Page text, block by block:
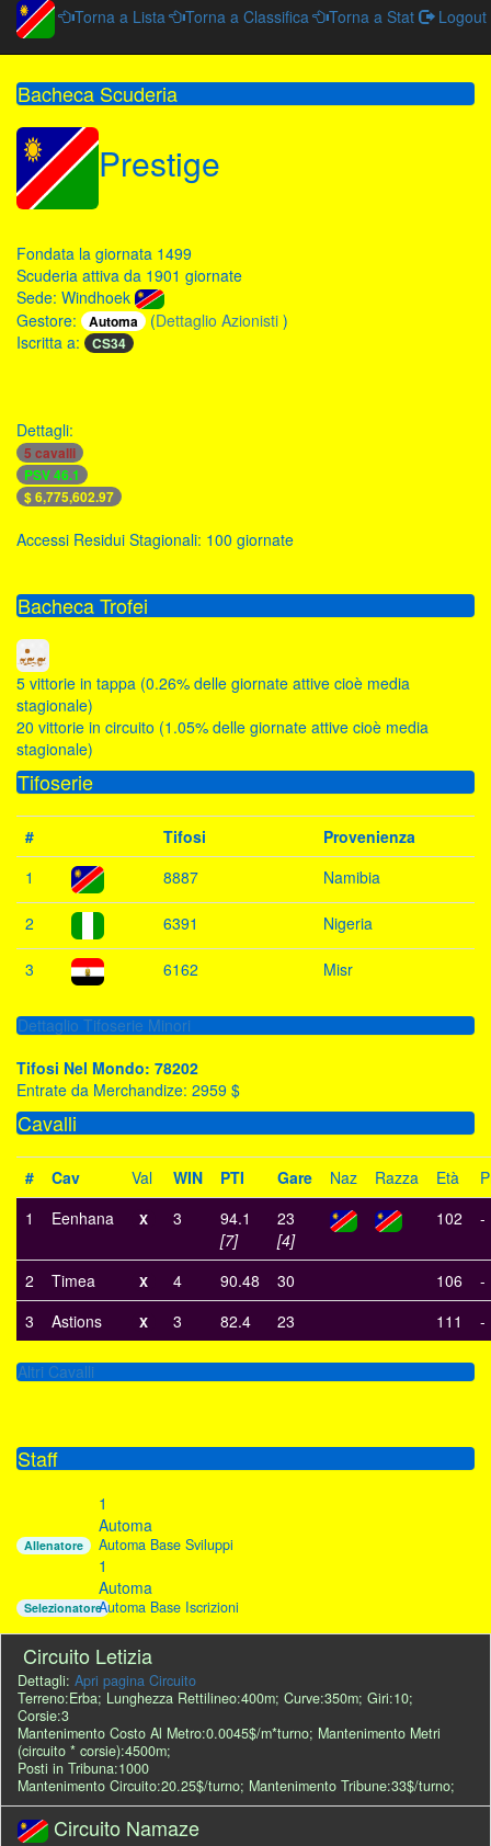
Torna a Lista Torna a Classifica Torna a Stat Logout
Bacheca Scuderia
Prestige
Fondata la giornata 1499
Scuderia attiva da 1901 giornate
Sede: Windhoek
Gestore:
Automa (Dettaglio Azionisti )
Iscritta a:
CS34
Dettagli:
5 cavalli
PSV 46.1
$ 6,775,602.97
Accessi Residui Stagionali: 100 giornate
Bacheca Trofei
5 vittorie in tappa (0.26% delle giornate attive cioè media
stagionale)
20 vittorie in circuito (1.05% delle giornate attive cioè media
stagionale)
Tifoserie
# Tifosi
Provenienza
1
8887 Namibia
2 6391 Nigeria
3 6162 Misr
Dettaglio Tifoserie Minori
Tifosi Nel Mondo: 78202
Entrate da Merchandize: 2959 $
Cavalli
# Cav Val WIN PTI Gare Naz Razza Età
1
Eenhana X 3
94.1
[7]
23
[4]
102 -
2 Timea X 4 90.48 30 106
-
3
Astions X 3 82.4 23 111 -
Altri Cavalli
Staff
1
Automa
Allenatore Automa Base Sviluppi
1
Automa
SelezionatoreAutoma Base Iscrizioni
Circuito Letizia
Dettagli: Apri pagina Circuito
Terreno:Erba; Lunghezza Rettilineo:400m; Curve:350m; Giri:10;
Corsie:3
Mantenimento Costo Al Metro:0.0045$/m*turno; Mantenimento Metri
(circuito * corsie):4500m;
Posti in Tribuna:1000
Mantenimento Circuito:20.25$/turno; Mantenimento Tribune:33$/turno;
Circuito Namaze